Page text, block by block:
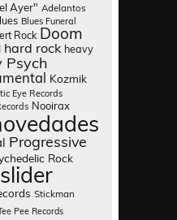
Ayer" Adelantos
Blues Funeral
Rock Doom
hard rock heavy
Psych
Kozmik
Eye Records
Nooirax
Progressive
Rock
slider
Stickman
Pee Records